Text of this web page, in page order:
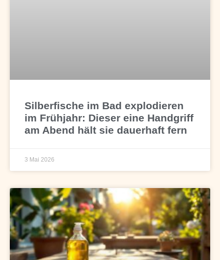
Silberfische im Bad explodieren
im Frühjahr: Dieser eine Handgriff
am Abend hält sie dauerhaft fern
3 Mai 2026